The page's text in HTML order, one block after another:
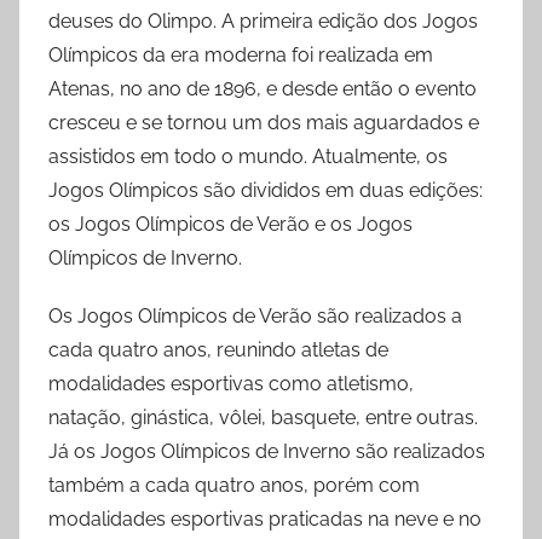
deuses do Olimpo. A primeira edição dos Jogos
Olímpicos da era moderna foi realizada em
Atenas, no ano de 1896, e desde então o evento
cresceu e se tornou um dos mais aguardados e
assistidos em todo o mundo. Atualmente, os
Jogos Olímpicos são divididos em duas edições:
os Jogos Olímpicos de Verão e os Jogos
Olímpicos de Inverno.
Os Jogos Olímpicos de Verão são realizados a
cada quatro anos, reunindo atletas de
modalidades esportivas como atletismo,
natação, ginástica, vôlei, basquete, entre outras.
Já os Jogos Olímpicos de Inverno são realizados
também a cada quatro anos, porém com
modalidades esportivas praticadas na neve e no